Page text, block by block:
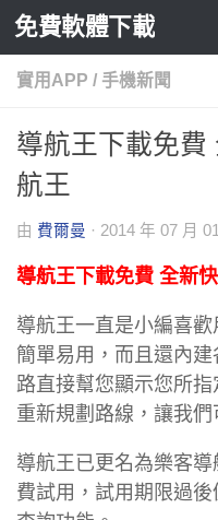
Skip to content
免費軟體下載
實用APP / 手機新聞
導航王下載免費
航王
由 費爾曼 · 2014 年 07 月
導航王下載免費 全新
導航王一直是小編喜
簡單易用，而且還內
路直接幫您顯示您所
重新規劃路線，讓我們
導航王已更名為樂客
費試用，試用期限過